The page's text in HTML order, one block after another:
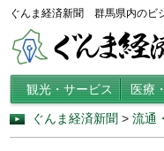
ぐんま経済新聞 群馬県内のビ
観光・サービス 医療
ぐんま経済新聞 > 流通